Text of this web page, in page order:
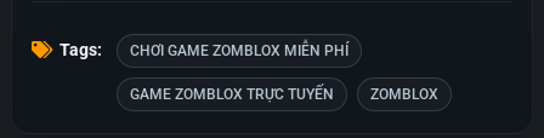
Tags: CHƠI GAME ZOMBLOX MIỄN PHÍ
GAME ZOMBLOX TRỰC TUYẾN ZOMBLOX